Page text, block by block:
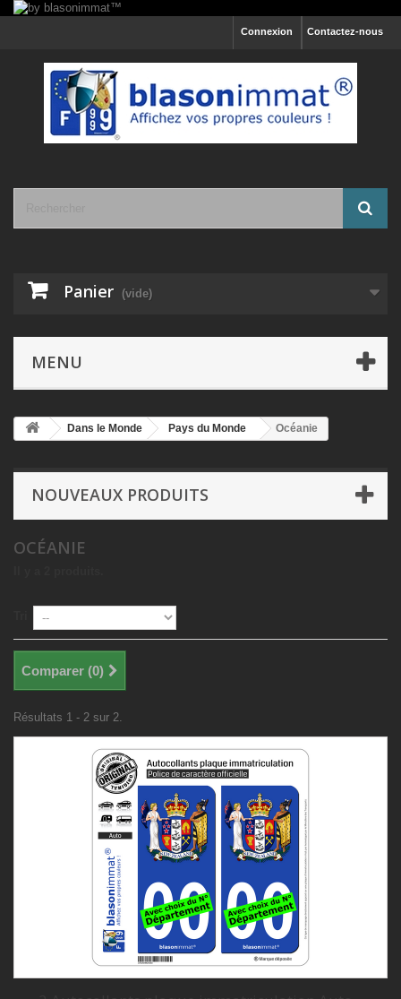
Contactez-nous
Connexion
Panier (vide)
MENU
Dans le Monde Pays du Monde Océanie
NOUVEAUX PRODUITS
OCÉANIE
Comparer (0)
Résultats 1 - 2 sur 2.